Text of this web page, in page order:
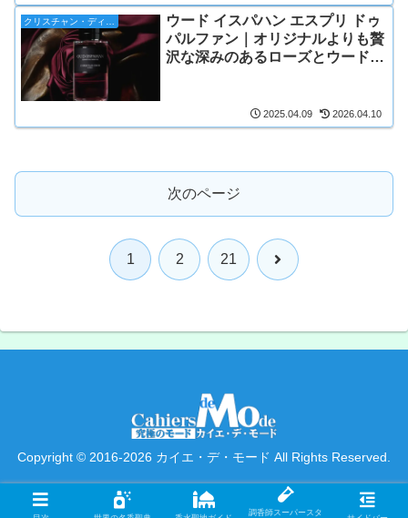
クリスチャン・ディオール
ウード イスパハン エスプリ ドゥ
パルファン｜オリジナルよりも贅
沢な深みのあるローズとウードの
2025.04.09 2026.04.10
次のページ
1 2 21 次
Copyright © 2016-2026 カイエ・デ・モード All Rights Reserved.
調香師スーパースタ